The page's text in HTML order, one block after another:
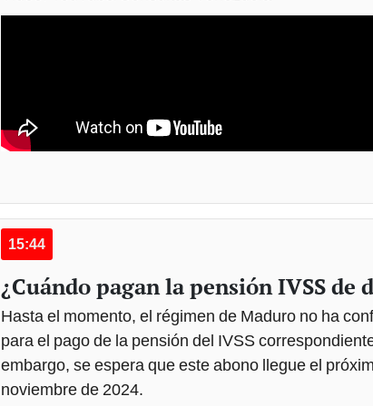
15:44
¿Cuándo pagan la pensión IVSS de
Hasta el momento, el régimen de Maduro no ha
para el pago de la pensión del IVSS
embargo, se espera que este abono llegue el
noviembre de 2024.